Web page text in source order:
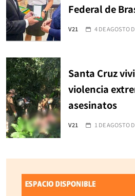
Federal de
V21 4 DE AGOSTO
Santa Cruz
violencia
asesinatos
V21 1 DE AGOSTO